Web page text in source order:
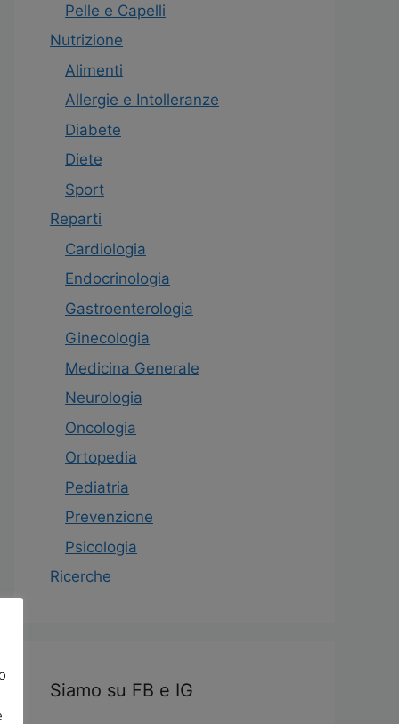
Pelle e Capelli
Nutrizione
Alimenti
Allergie e Intolleranze
Diabete
Diete
Sport
Reparti
Cardiologia
Endocrinologia
Gastroenterologia
Ginecologia
Medicina Generale
Neurologia
Oncologia
Ortopedia
Pediatria
Prevenzione
Psicologia
Ricerche
Siamo su FB e IG